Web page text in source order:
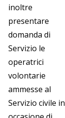
inoltre
presentare
domanda di
Servizio le
operatrici
volontarie
ammesse al
Servizio civile in